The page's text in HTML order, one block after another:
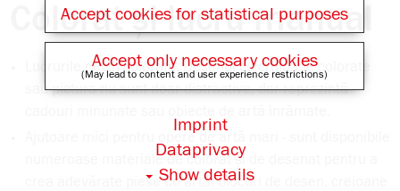
Colorat și lucru manual
Lucrurile devin colorate. Desenul cu creioane colorate
sau pictura nu sunt doar distractive, dar reprezintă
Ajutoare mici pentru opere de artă mari - sunt disponibile
numeroase materiale de colorat și de desenat pentru a
crea adevărate piese de artă: blocuri de desen, creioane
Accept cookies for statistical purposes
Accept only necessary cookies
(May lead to content and user experience restrictions)
Show details
Dataprivacy
Imprint